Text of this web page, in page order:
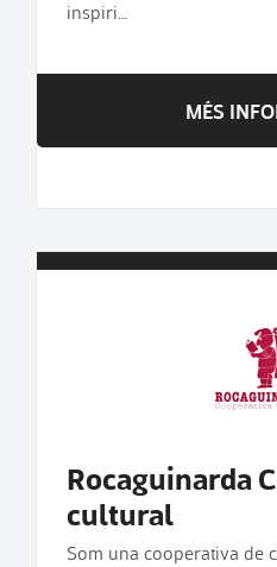
inspiri…
MÉS
Rocaguinarda
cultural
Som una cooperativa de